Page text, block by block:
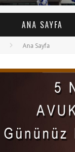
ANA SAYFA
Ana Sayfa